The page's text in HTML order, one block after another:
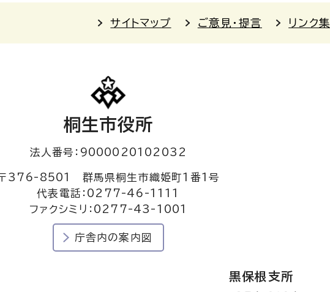
サイトマップ ご意見・提言 リンク集
桐生市役所
法人番号：9000020102032
376-8501 群馬県桐生市織姫町1番1号
代表電話：0277-46-1111
ファクシミリ：0277-43-1001
庁舎内の案内図
黒保根支所